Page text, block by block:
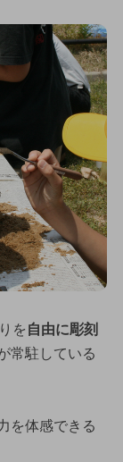
を 自由に彫刻
常駐している
を体感できる